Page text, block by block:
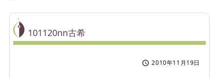
101120nn古希
 2010年11月19日